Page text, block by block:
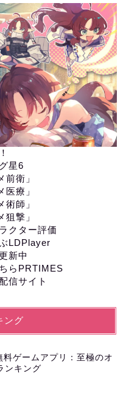
星6
衛」
療」
師」
撃」
クター評価
LDPlayer
新中
らPRTIMES
信サイト
ング
料ゲームアプリ：至極のオ
ンキング